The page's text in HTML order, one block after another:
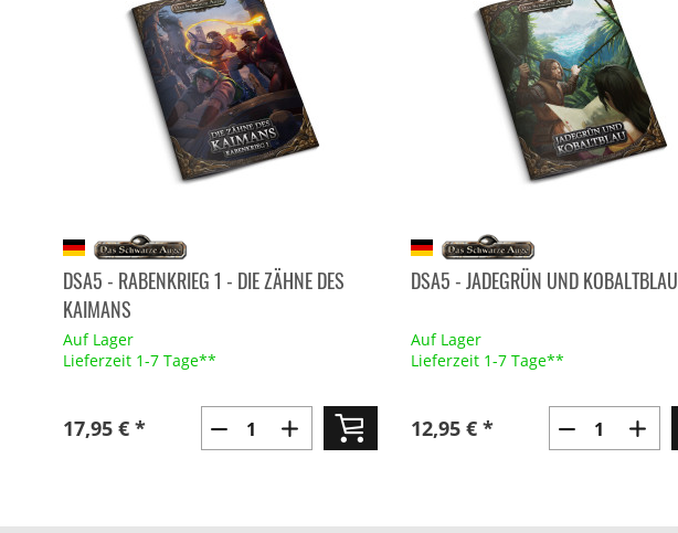
DSA5 - RABENKRIEG 1 - DIE ZÄHNE DES
KAIMANS
Auf Lager
Lieferzeit 1-7 Tage**
17,95 € *
DSA5 - JADEGRÜN UND KOBALTBLAU
Auf Lager
Lieferzeit 1-7 Tage**
12,95 € *